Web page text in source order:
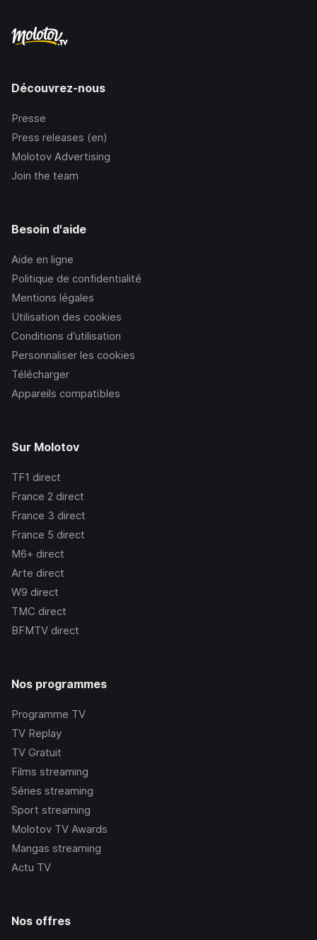
Découvrez-nous
Presse
Press releases (en)
Molotov Advertising
Join the team
Besoin d'aide
Aide en ligne
Politique de confidentialité
Mentions légales
Utilisation des cookies
Conditions d’utilisation
Personnaliser les cookies
Télécharger
Appareils compatibles
Sur Molotov
TF1 direct
France 2 direct
France 3 direct
France 5 direct
M6+ direct
Arte direct
W9 direct
TMC direct
BFMTV direct
Nos programmes
Programme TV
TV Replay
TV Gratuit
Films streaming
Séries streaming
Sport streaming
Molotov TV Awards
Mangas streaming
Actu TV
Nos offres